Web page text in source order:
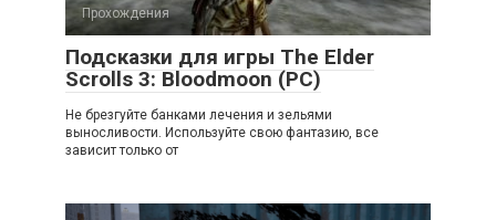
Прохождения
Подсказки для игры The Elder
Scrolls 3: Bloodmoon (PC)
Не брезгуйте банками лечения и зельями
выносливости. Используйте свою фантазию, все
зависит только от